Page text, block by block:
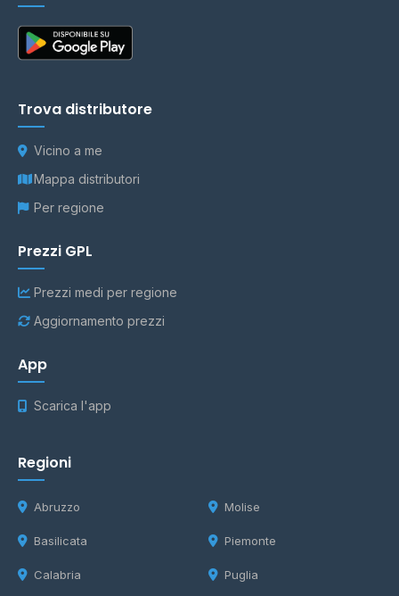
Trova distributore
Vicino a me
Mappa distributori
Per regione
Prezzi GPL
Prezzi medi per regione
Aggiornamento prezzi
App
Scarica l'app
Regioni
Abruzzo
Basilicata
Calabria
Molise
Piemonte
Puglia